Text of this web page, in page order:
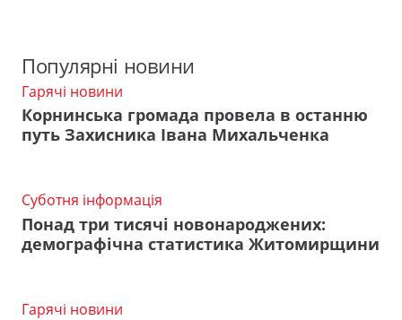
Популярні новини
Гарячі новини
Корнинська громада провела в останню
путь Захисника Івана Михальченка
Суботня інформація
Понад три тисячі новонароджених:
демографічна статистика Житомирщини
Гарячі новини